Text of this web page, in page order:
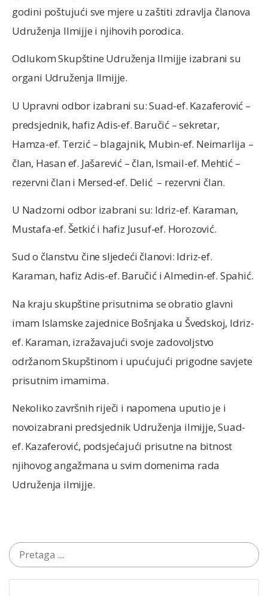
godini poštujući sve mjere u zaštiti zdravlja članova
Udruženja Ilmijje i njihovih porodica.
Odlukom Skupštine Udruženja Ilmijje izabrani su
organi Udruženja Ilmijje.
U Upravni odbor izabrani su: Suad-ef. Kazaferović –
predsjednik, hafiz Adis-ef. Baručić – sekretar,
Hamza-ef. Terzić – blagajnik, Mubin-ef. Neimarlija –
član, Hasan ef. Jašarević – član, Ismail-ef. Mehtić –
rezervni član i Mersed-ef. Delić – rezervni član.
U Nadzorni odbor izabrani su: Idriz-ef. Karaman,
Mustafa-ef. Šetkić i hafiz Jusuf-ef. Horozović.
Sud o članstvu čine sljedeći članovi: Idriz-ef.
Karaman, hafiz Adis-ef. Baručić i Almedin-ef. Spahić.
Na kraju skupštine prisutnima se obratio glavni
imam Islamske zajednice Bošnjaka u Švedskoj, Idriz-
ef. Karaman, izražavajući svoje zadovoljstvo
održanom Skupštinom i upućujući prigodne savjete
prisutnim imamima.
Nekoliko završnih riječi i napomena uputio je i
novoizabrani predsjednik Udruženja ilmijje, Suad-
ef. Kazaferović, podsjećajući prisutne na bitnost
njihovog angažmana u svim domenima rada
Udruženja ilmijje.